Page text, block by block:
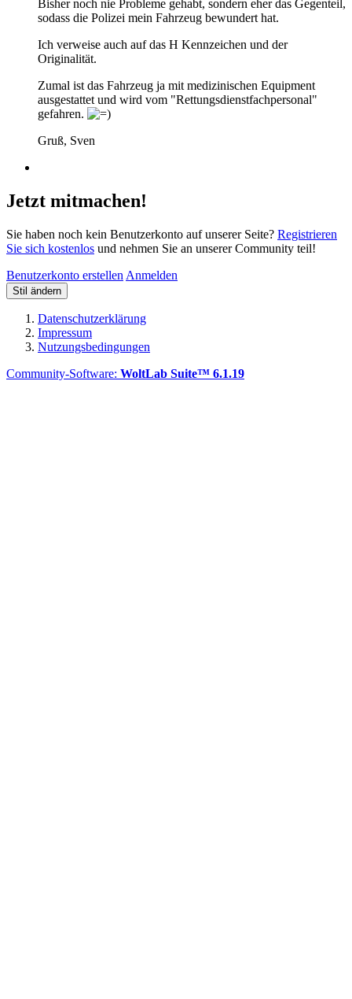
Bisher noch nie Probleme gehabt, sondern eher das Gegenteil,
sodass die Polizei mein Fahrzeug bewundert hat.
Ich verweise auch auf das H Kennzeichen und der
Originalität.
Zumal ist das Fahrzeug ja mit medizinischen Equipment
ausgestattet und wird vom "Rettungsdienstfachpersonal"
gefahren.
Gruß, Sven
Jetzt mitmachen!
Sie haben noch kein Benutzerkonto auf unserer Seite? Registrieren
Sie sich kostenlos und nehmen Sie an unserer Community teil!
Benutzerkonto erstellen Anmelden
Stil ändern
Datenschutzerklärung
Impressum
Nutzungsbedingungen
Community-Software: WoltLab Suite™ 6.1.19